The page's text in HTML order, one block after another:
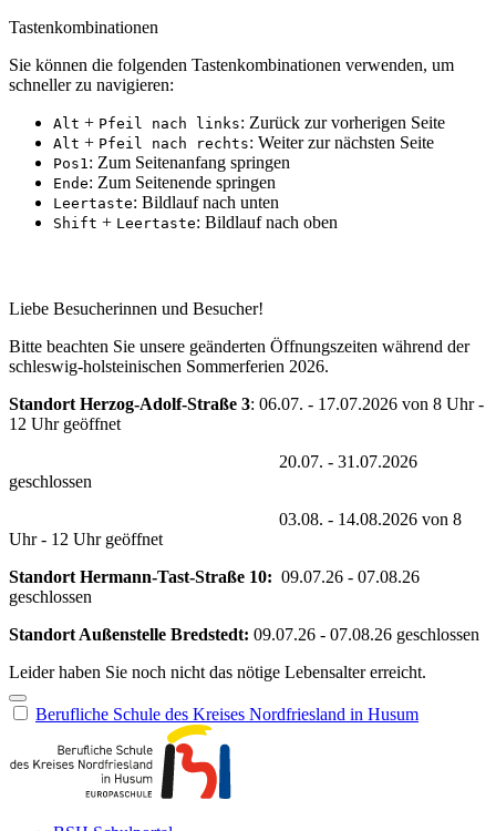
Tastenkombinationen
Sie können die folgenden Tastenkombinationen verwenden, um
schneller zu navigieren:
Alt + Pfeil nach links: Zurück zur vorherigen Seite
Alt + Pfeil nach rechts: Weiter zur nächsten Seite
Pos1: Zum Seitenanfang springen
Ende: Zum Seitenende springen
Leertaste: Bildlauf nach unten
Shift + Leertaste: Bildlauf nach oben
Liebe Besucherinnen und Besucher!
Bitte beachten Sie unsere geänderten Öffnungszeiten während der
schleswig-holsteinischen Sommerferien 2026.
Standort Herzog-Adolf-Straße 3: 06.07. - 17.07.2026 von 8 Uhr -
12 Uhr geöffnet
20.07. - 31.07.2026
geschlossen
03.08. - 14.08.2026 von 8
Uhr - 12 Uhr geöffnet
Standort Hermann-Tast-Straße 10: 09.07.26 - 07.08.26
geschlossen
Standort Außenstelle Bredstedt: 09.07.26 - 07.08.26 geschlossen
Leider haben Sie noch nicht das nötige Lebensalter erreicht.
Berufliche Schule des Kreises Nordfriesland in Husum